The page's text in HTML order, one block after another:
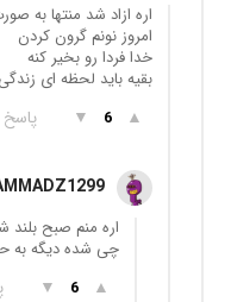
اره ازاد شد منتها به
امروز نونم گرون کردن
خدا فردا رو بخیر کنه
بقیه باید لحظه ای
▲
6
▼ پاسخ
اره منم صبح
چی شده دیگه به
▲
6
▼